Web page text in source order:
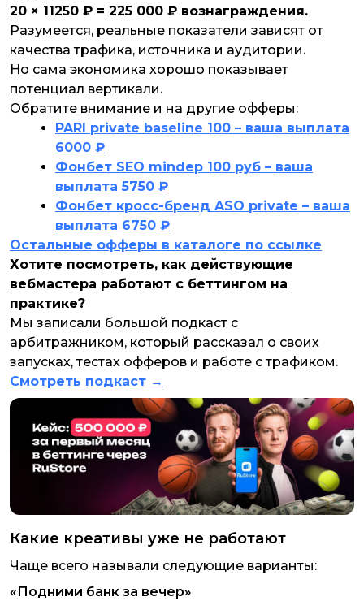
20 × 11250 ₽ = 225 000 ₽ вознаграждения.
Разумеется, реальные показатели зависят от
качества трафика, источника и аудитории.
Но сама экономика хорошо показывает
потенциал вертикали.
Обратите внимание и на другие офферы:
PARI private baseline 100 – ваша выплата
6000 ₽
Фонбет SЕО mindep 100 руб – ваша
выплата 5750 ₽
Фонбет кросс-бренд ASO private – ваша
выплата 6750 ₽
Остальные офферы в каталоге по ссылке
Хотите посмотреть, как действующие
вебмастера работают с беттингом на
практике?
Мы записали большой подкаст с
арбитражником, который рассказал о своих
запусках, тестах офферов и работе с трафиком.
Смотреть подкаст →
Какие креативы уже не работают
Чаще всего называли следующие варианты:
«Подними банк за вечер»